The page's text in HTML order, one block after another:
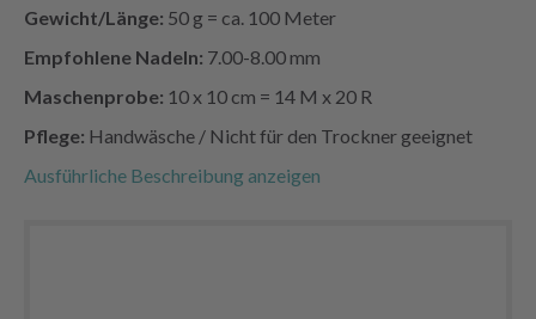
Gewicht/Länge: 50 g = ca. 100 Meter
Empfohlene Nadeln: 7.00-8.00 mm
Maschenprobe: 10 x 10 cm = 14 M x 20 R
Pflege: Handwäsche / Nicht für den Trockner geeignet
Ausführliche Beschreibung anzeigen